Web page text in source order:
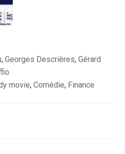
, Georges Descrières, Gérard
Paul Muel
,Pierre Vernier , Roger Hanin
movie, Comédie, Finance